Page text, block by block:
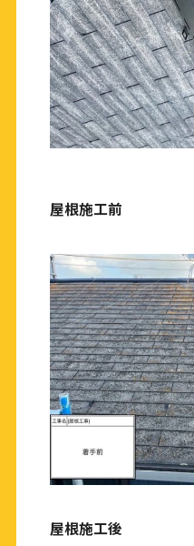
屋根施工前
屋根施工後